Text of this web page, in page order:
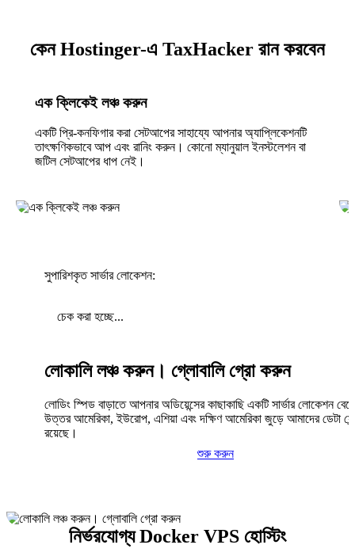
কেন Hostinger-এ TaxHacker রান করবেন
এক ক্লিকেই লঞ্চ করুন
একটি প্রি-কনফিগার করা সেটআপের সাহায্যে আপনার অ্যাপ্লিকেশনটি
তাৎক্ষণিকভাবে আপ এবং রানিং করুন। কোনো ম্যানুয়াল ইনস্টলেশন বা
জটিল সেটআপের ধাপ নেই।
সুপারিশকৃত সার্ভার লোকেশন:
চেক করা হচ্ছে...
লোকালি লঞ্চ করুন। গ্লোবালি গ্রো করুন
লোডিং স্পিড বাড়াতে আপনার অডিয়েন্সের কাছাকাছি একটি সার্ভার লোকেশন
উত্তর আমেরিকা, ইউরোপ, এশিয়া এবং দক্ষিণ আমেরিকা জুড়ে আমাদের ডেটা
রয়েছে।
শুরু করুন
নির্ভরযোগ্য Docker VPS হোস্টিং